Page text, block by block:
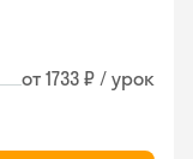
от 1733 ₽ / урок